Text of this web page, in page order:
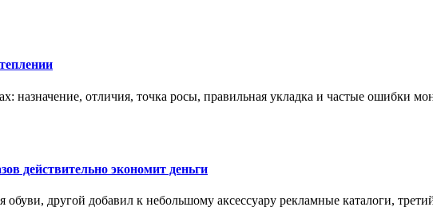
назначение, отличия, точка росы, правильная укладка и частые ошибки
действительно экономит деньги
другой добавил к небольшому аксессуару рекламные каталоги,